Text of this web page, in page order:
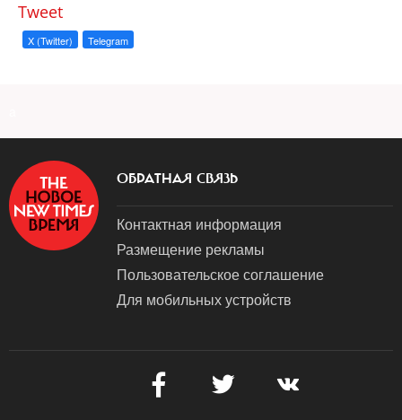
Tweet
X (Twitter) Telegram
ОБРАТНАЯ СВЯЗЬ
Контактная информация
Размещение рекламы
Пользовательское соглашение
Для мобильных устройств